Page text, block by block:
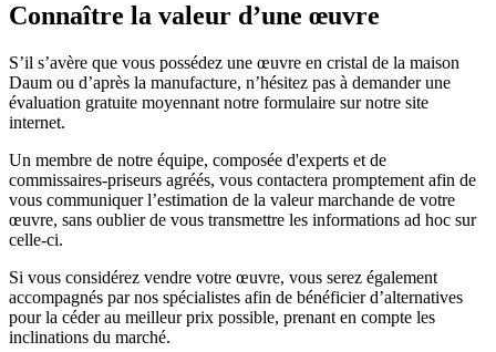
Connaître la valeur d’une œuvre
S’il s’avère que vous possédez une œuvre en cristal de la maison
Daum ou d’après la manufacture, n’hésitez pas à demander une
évaluation gratuite moyennant notre formulaire sur notre site
internet.
Un membre de notre équipe, composée d'experts et de
commissaires-priseurs agréés, vous contactera promptement afin de
vous communiquer l’estimation de la valeur marchande de votre
œuvre, sans oublier de vous transmettre les informations ad hoc sur
celle-ci.
Si vous considérez vendre votre œuvre, vous serez également
accompagnés par nos spécialistes afin de bénéficier d’alternatives
pour la céder au meilleur prix possible, prenant en compte les
inclinations du marché.